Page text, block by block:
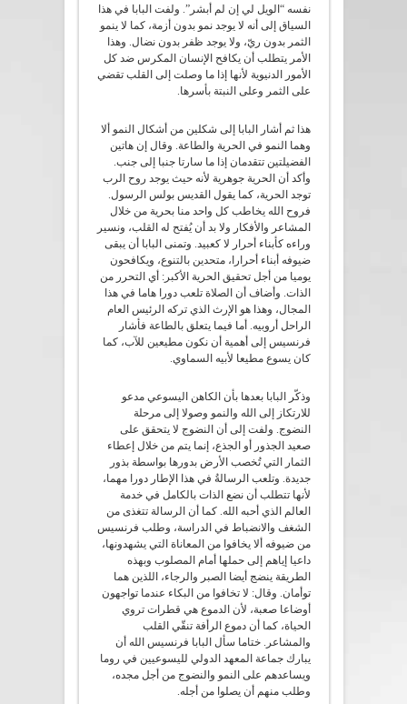
نفسه “الويل لي إن لم أبشر”. ولفت البابا في هذا
السياق إلى أنه لا يوجد نمو بدون أزمة، كما لا ينمو
الثمر بدون ريّ، ولا يوجد ظفر بدون نضال. وهذا
الأمر يتطلب أن يكافح الإنسان المكرس ضد كل
الأمور الدنيوية لأنها إذا ما وصلت إلى القلب تقضي
على الثمر وعلى النبتة بأسرها.
هذا ثم أشار البابا إلى شكلين من أشكال النمو ألا
وهما النمو في الحرية والطاعة. وقال إن هاتين
الفضيلتين تتقدمان إذا ما سارتا جنبا إلى جنب.
وأكد أن الحرية جوهرية لأنه حيث يوجد روح الرب
توجد الحرية، كما يقول القديس بولس الرسول.
فروح الله يخاطب كل واحد منا بحرية من خلال
المشاعر والأفكار ولا بد أن يُفتح له القلب، ونسير
وراءه كأبناء أحرار لا كعبيد. وتمنى البابا أن يبقى
ضيوفه أبناء أحرارا، متحدين بالتنوع، ويكافحون
يوميا من أجل تحقيق الحرية الأكبر: أي التحرر من
الذات. وأضاف أن الصلاة تلعب دورا هاما في هذا
المجال، وهذا هو الإرث الذي تركه الرئيس العام
الراحل أروبيه. أما فيما يتعلق بالطاعة فأشار
فرنسيس إلى أهمية أن نكون مطيعين للآب، كما
كان يسوع مطيعا لأبيه السماوي.
وذكّر البابا بعدها بأن الكاهن اليسوعي مدعو
للارتكاز إلى الله والنمو وصولا إلى مرحلة
النضوج. ولفت إلى أن النضوج لا يتحقق على
صعيد الجذور أو الجذع، إنما يتم من خلال إعطاء
الثمار التي تُخصب الأرض بدورها بواسطة بذور
جديدة. وتلعب الرسالةُ في هذا الإطار دورا مهما،
لأنها تتطلب أن نضع الذات بالكامل في خدمة
العالم الذي أحبه الله. كما أن الرسالة تتغذى من
الشغف والانضباط في الدراسة، وطلب فرنسيس
من ضيوفه ألا يخافوا من المعاناة التي يشهدونها،
داعيا إياهم إلى حملها أمام المصلوب وبهذه
الطريقة ينضج أيضا الصبر والرجاء، اللذين هما
توأمان. وقال: لا تخافوا من البكاء عندما تواجهون
أوضاعا صعبة، لأن الدموع هي قطرات تروي
الحياة، كما أن دموع الرأفة تنقّي القلب
والمشاعر. ختاما سأل البابا فرنسيس الله أن
يبارك جماعة المعهد الدولي لليسوعيين في روما
ويساعدهم على النمو والنضوج من أجل مجده،
وطلب منهم أن يصلوا من أجله.